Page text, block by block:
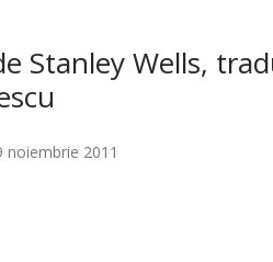
Stanley Wells,
noiembrie 2011